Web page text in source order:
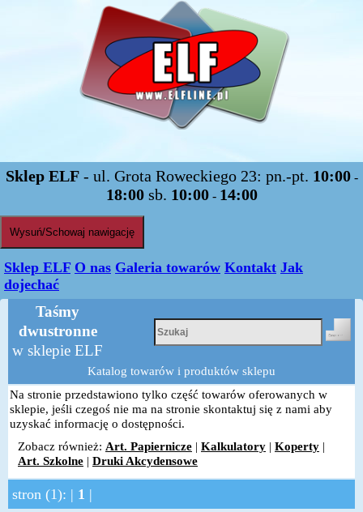
Sklep ELF- ul. Grota Roweckiego 23: pn.-pt. 10:00-
18:00sb. 10:00- 14:00
Wysuń/Schowaj nawigację
Sklep ELF O nas Galeria towarów Kontakt Jak
dojechać
Taśmy
dwustronne
w sklepie ELF
Katalog towarów i produktów sklepu
Na stronie przedstawiono tylko część towarów oferowanych w
sklepie, jeśli czegoś nie ma na stronie skontaktuj się z nami aby
uzyskać informację o dostępności.
Zobacz również: Art. Papiernicze | Kalkulatory | Koperty |
Art. Szkolne | Druki Akcydensowe
stron (1): | 1 |